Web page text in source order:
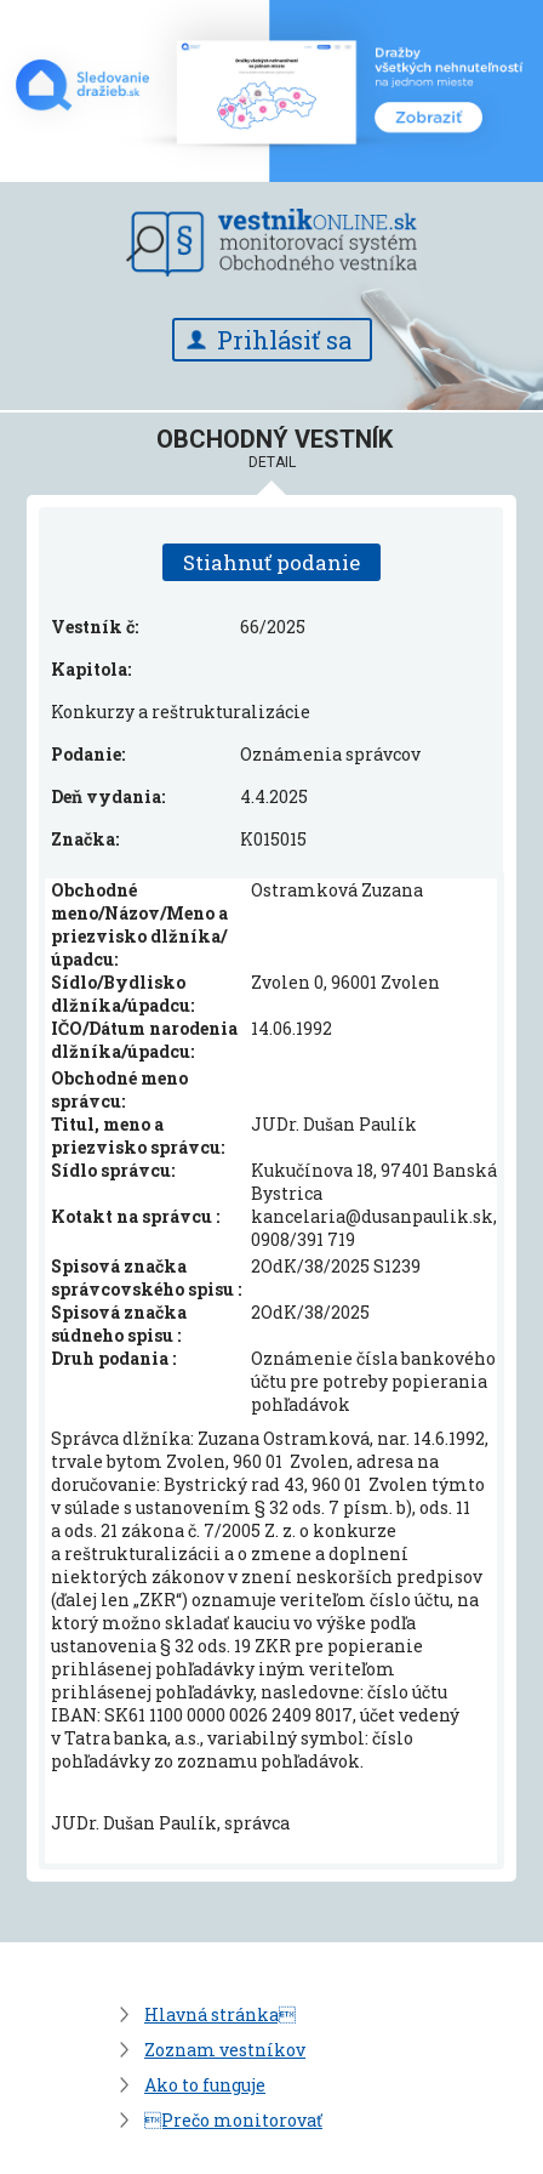
Prihlásiť sa
OBCHODNÝ VESTNÍK
DETAIL
Stiahnuť podanie
Vestník č:
66/2025
Kapitola:
Konkurzy a reštrukturalizácie
Podanie:
Oznámenia správcov
Deň vydania:
4.4.2025
Značka:
K015015
Obchodné
meno/Názov/Meno a
priezvisko dlžníka/
úpadcu:
Ostramková Zuzana
Sídlo/Bydlisko
dlžníka/úpadcu:
Zvolen 0, 96001 Zvolen
IČO/Dátum narodenia
dlžníka/úpadcu:
14.06.1992
Obchodné meno
správcu:
Titul, meno a
priezvisko správcu:
JUDr. Dušan Paulík
Sídlo správcu:
Kukučínova 18, 97401 Banská
Bystrica
Kotakt na správcu :
kancelaria@dusanpaulik.sk,
0908/391 719
Spisová značka
správcovského spisu :
2OdK/38/2025 S1239
Spisová značka
súdneho spisu :
2OdK/38/2025
Druh podania :
Oznámenie čísla bankového
účtu pre potreby popierania
pohľadávok
Správca dlžníka: Zuzana Ostramková, nar. 14.6.1992,
trvale bytom Zvolen, 960 01 Zvolen, adresa na
doručovanie: Bystrický rad 43, 960 01 Zvolen týmto
v súlade s ustanovením § 32 ods. 7 písm. b), ods. 11
a ods. 21 zákona č. 7/2005 Z. z. o konkurze
a reštrukturalizácii a o zmene a doplnení
niektorých zákonov v znení neskorších predpisov
(ďalej len „ZKR“) oznamuje veriteľom číslo účtu, na
ktorý možno skladať kauciu vo výške podľa
ustanovenia § 32 ods. 19 ZKR pre popieranie
prihlásenej pohľadávky iným veriteľom
prihlásenej pohľadávky, nasledovne: číslo účtu
IBAN: SK61 1100 0000 0026 2409 8017, účet vedený
v Tatra banka, a.s., variabilný symbol: číslo
pohľadávky zo zoznamu pohľadávok.
JUDr. Dušan Paulík, správca
Hlavná stránka
Zoznam vestníkov
Ako to funguje
Prečo monitorovať